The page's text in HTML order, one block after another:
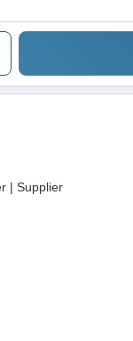
| Supplier